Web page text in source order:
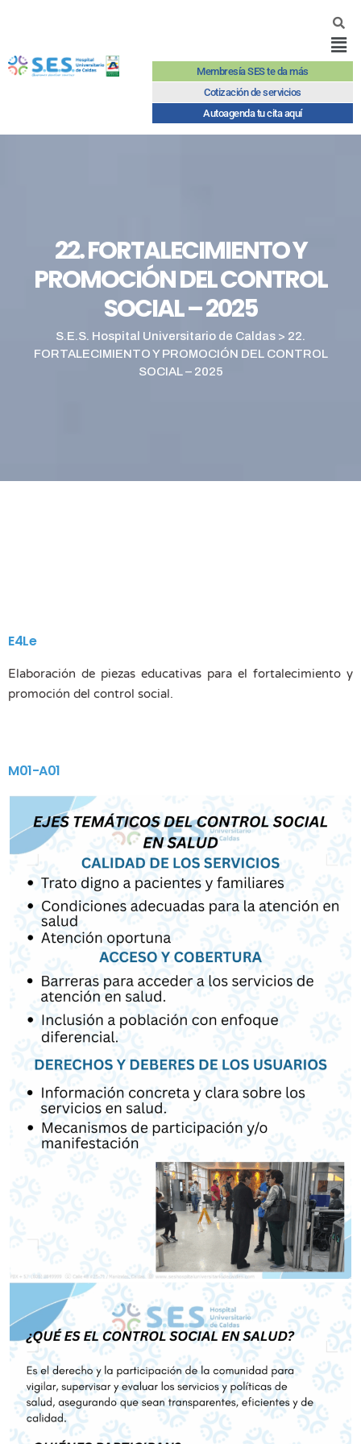
Membresía SES te da más
Cotización de servicios
Autoagenda tu cita aquí
22. FORTALECIMIENTO Y
PROMOCIÓN DEL CONTROL
SOCIAL – 2025
S.E.S. Hospital Universitario de Caldas > 22.
FORTALECIMIENTO Y PROMOCIÓN DEL CONTROL
SOCIAL – 2025
E4Le
Elaboración de piezas educativas para el fortalecimiento y
promoción del control social.
M01-A01